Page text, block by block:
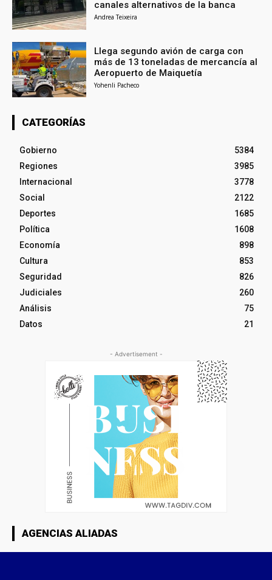
canales alternativos de la banca
Andrea Teixeira
Llega segundo avión de carga con
más de 13 toneladas de mercancía al
Aeropuerto de Maiquetía
Yohenli Pacheco
CATEGORÍAS
Gobierno
5384
Regiones
3985
Internacional
3778
Social
2122
Deportes
1685
Política
1608
Economía
898
Cultura
853
Seguridad
826
Judiciales
260
Análisis
75
Datos
21
- Advertisement -
AGENCIAS ALIADAS